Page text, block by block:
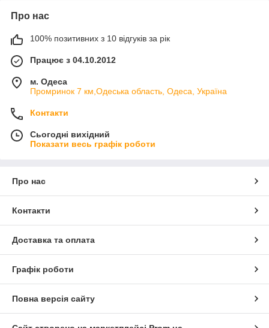
Про нас
100% позитивних з 10 відгуків за рік
Працює з 04.10.2012
м. Одеса
Промринок 7 км,Одеська область, Одеса, Україна
Контакти
Сьогодні вихідний
Показати весь графік роботи
Про нас
Контакти
Доставка та оплата
Графік роботи
Повна версія сайту